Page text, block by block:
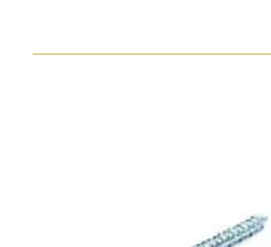
7,5x72